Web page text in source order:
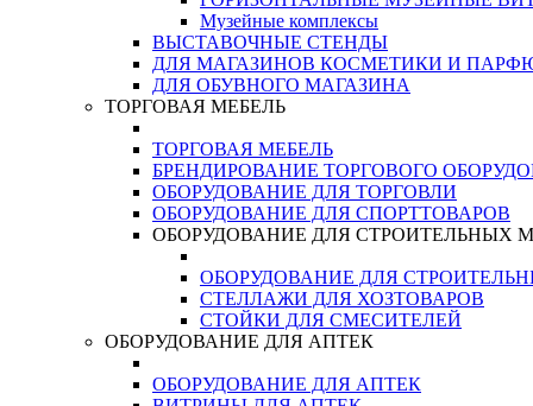
Музейные комплексы
ВЫСТАВОЧНЫЕ СТЕНДЫ
ДЛЯ МАГАЗИНОВ КОСМЕТИКИ И
ДЛЯ ОБУВНОГО МАГАЗИНА
ТОРГОВАЯ МЕБЕЛЬ
ТОРГОВАЯ МЕБЕЛЬ
БРЕНДИРОВАНИЕ ТОРГОВОГО
ОБОРУДОВАНИЕ ДЛЯ ТОРГОВЛИ
ОБОРУДОВАНИЕ ДЛЯ СПОРТТОВАРОВ
ОБОРУДОВАНИЕ ДЛЯ СТРОИТЕЛЬНЫХ
ОБОРУДОВАНИЕ ДЛЯ
СТЕЛЛАЖИ ДЛЯ ХОЗТОВАРОВ
СТОЙКИ ДЛЯ СМЕСИТЕЛЕЙ
ОБОРУДОВАНИЕ ДЛЯ АПТЕК
ОБОРУДОВАНИЕ ДЛЯ АПТЕК